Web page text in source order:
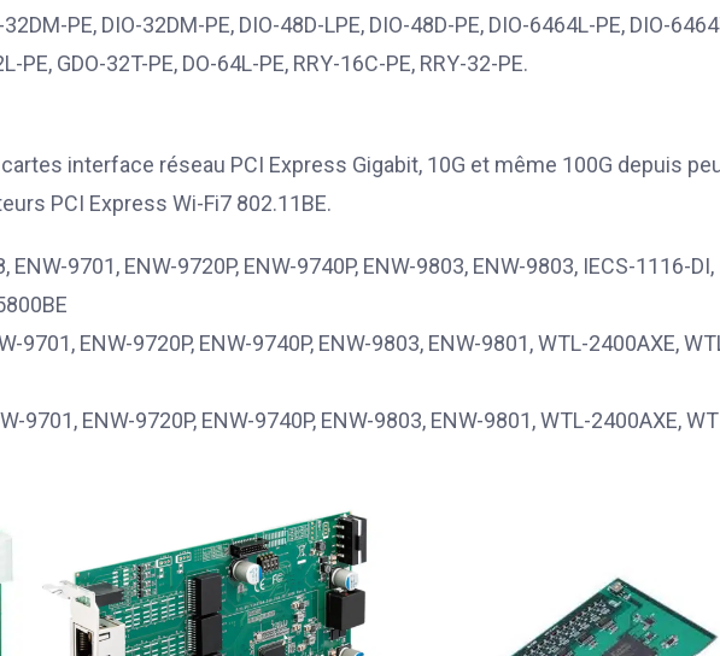
PE, DIO-32DM-PE, DIO-48D-LPE, DIO-48D-PE, DIO-6464L-PE, DIO-
PE, GDO-32T-PE, DO-64L-PE, RRY-16C-PE, RRY-32-PE.
interface réseau PCI Express Gigabit, 10G et même 100G depuis
PCI Express Wi-Fi7 802.11BE.
9701, ENW-9720P, ENW-9740P, ENW-9803, ENW-9803, IECS-1116-DI,
9701, ENW-9720P, ENW-9740P, ENW-9803, ENW-9801, WTL-2400AXE,
9701, ENW-9720P, ENW-9740P, ENW-9803, ENW-9801, WTL-2400AXE,